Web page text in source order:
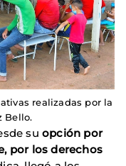
realizadas por la
Bello.
su opción por
por los derechos